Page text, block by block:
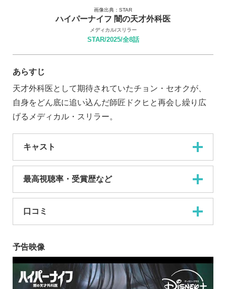
画像出典：STAR
ハイパーナイフ 闇の天才外科医
メディカル/スリラー
STAR/2025/全8話
あらすじ
天才外科医として期待されていたチョン・セオクが、
自身をどん底に追い込んだ師匠ドクヒと再会し繰り広
げるメディカル・スリラー。
キャスト
最高視聴率・受賞歴など
口コミ
予告映像